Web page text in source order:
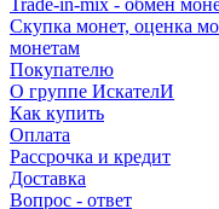
Trade-in-mix - обмен
Скупка монет, оценка
монетам
Покупателю
О группе ИскателИ
Как купить
Оплата
Рассрочка и кредит
Доставка
Вопрос - ответ